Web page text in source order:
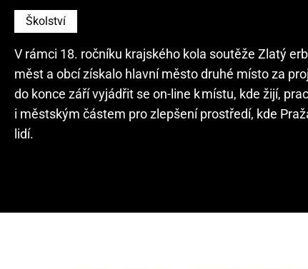
Školství
V rámci 18. ročníku krajského kola soutěže Zlatý
měst a obcí získalo hlavní město druhé místo za
do konce září vyjádřit se on-line k místu, kde žijí,
i městským částem pro zlepšení prostředí, kde
lidí.